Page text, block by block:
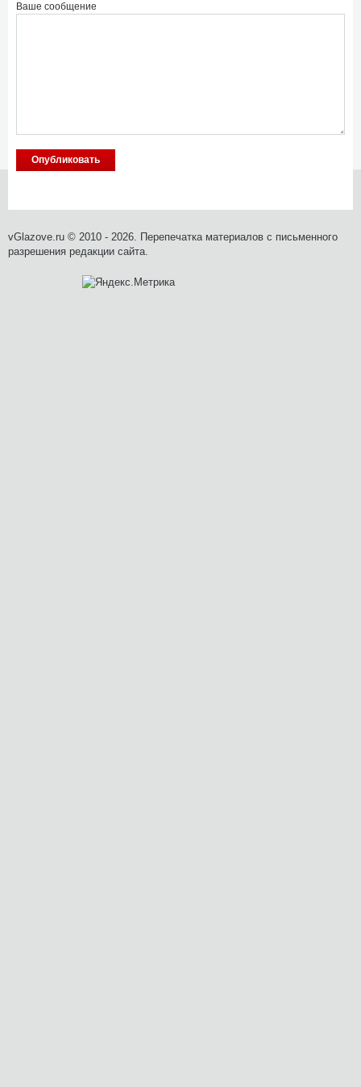
Ваше сообщение
vGlazove.ru © 2010 - 2026. Перепечатка материалов с письменного
разрешения редакции сайта.